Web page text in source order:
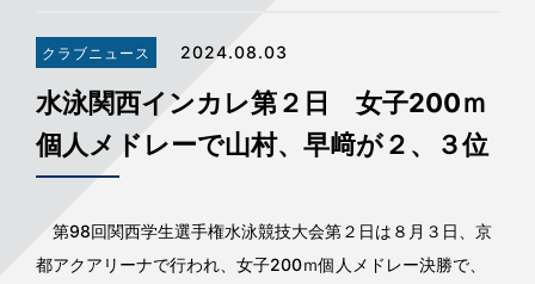
クラブニュース 2024.08.03
水泳関西インカレ第２日 女子200ｍ
個人メドレーで山村、早﨑が２、３位
第98回関西学生選手権水泳競技大会第２日は８月３日、京
都アクアリーナで行われ、女子200ｍ個人メドレー決勝で、